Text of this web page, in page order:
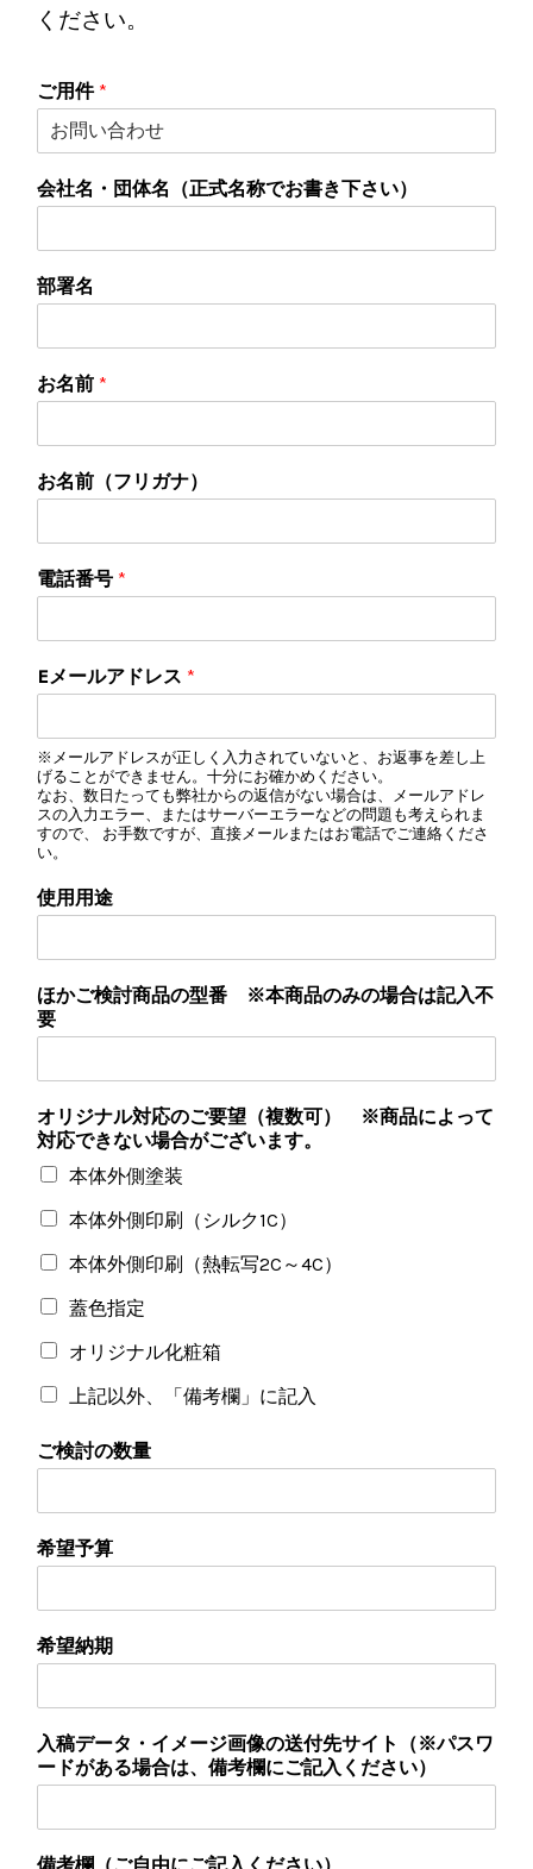
ください。
ご用件 *
会社名・団体名（正式名称でお書き下さい）
部署名
お名前 *
お名前（フリガナ）
電話番号 *
Eメールアドレス *
※メールアドレスが正しく入力されていないと、お返事を差し上
げることができません。十分にお確かめください。
なお、数日たっても弊社からの返信がない場合は、メールアドレ
スの入力エラー、またはサーバーエラーなどの問題も考えられま
すので、 お手数ですが、直接メールまたはお電話でご連絡くださ
い。
使用用途
ほかご検討商品の型番 ※本商品のみの場合は記入不
要
オリジナル対応のご要望（複数可） ※商品によって
対応できない場合がございます。
本体外側塗装
本体外側印刷（シルク1C）
本体外側印刷（熱転写2C～4C）
蓋色指定
オリジナル化粧箱
上記以外、「備考欄」に記入
ご検討の数量
希望予算
希望納期
入稿データ・イメージ画像の送付先サイト（※パスワ
ードがある場合は、備考欄にご記入ください）
備考欄（ご自由にご記入ください）